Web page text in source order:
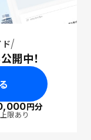
開中！
円分
限あり